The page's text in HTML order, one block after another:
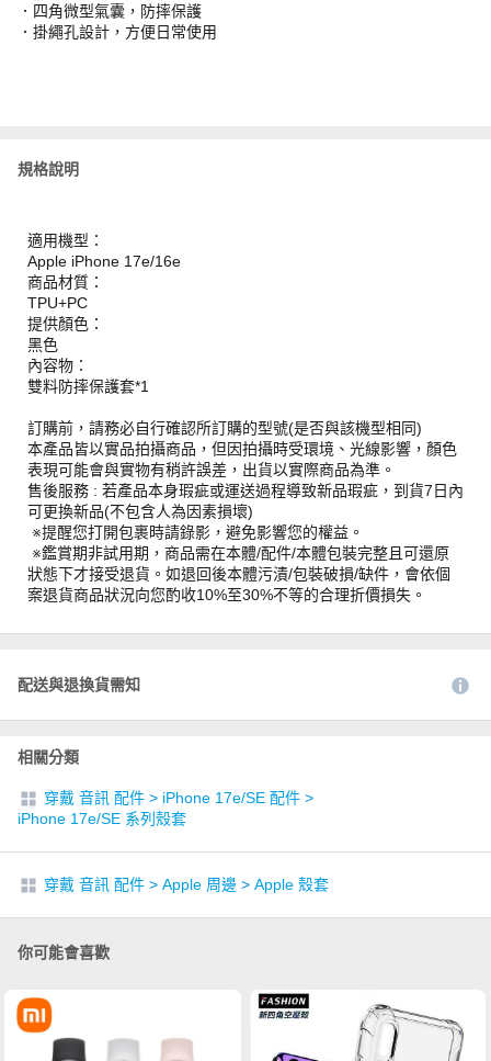
．四角微型氣囊，防摔保護
．掛繩孔設計，方便日常使用
規格說明
適用機型：
Apple iPhone 17e/16e
商品材質：
TPU+PC
提供顏色：
黑色
內容物：
雙料防摔保護套*1
訂購前，請務必自行確認所訂購的型號(是否與該機型相同)
本產品皆以實品拍攝商品，但因拍攝時受環境、光線影響，顏色
表現可能會與實物有稍許誤差，出貨以實際商品為準。
售後服務 : 若產品本身瑕疵或運送過程導致新品瑕疵，到貨7日內
可更換新品(不包含人為因素損壞)
※提醒您打開包裹時請錄影，避免影響您的權益。
※鑑賞期非試用期，商品需在本體/配件/本體包裝完整且可還原
狀態下才接受退貨。如退回後本體污漬/包裝破損/缺件，會依個
案退貨商品狀況向您酌收10%至30%不等的合理折價損失。
配送與退換貨需知
相關分類
穿戴 音訊 配件 > iPhone 17e/SE 配件 >
iPhone 17e/SE 系列殼套
穿戴 音訊 配件 > Apple 周邊 > Apple 殼套
你可能會喜歡